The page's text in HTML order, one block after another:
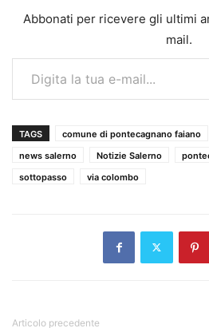
Abbonati per ricevere gli ultimi
mail.
Digita la tua e-mail...
TAGS comune di pontecagnano faiano
news salerno
Notizie Salerno
sottopasso
via colombo
Articolo precedente